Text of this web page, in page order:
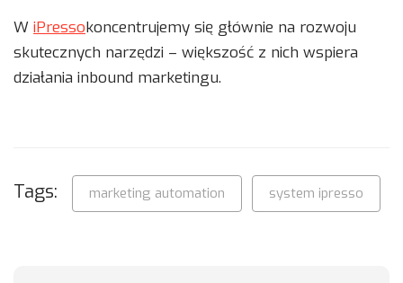
W iPressokoncentrujemy się głównie na rozwoju
skutecznych narzędzi – większość z nich wspiera
działania inbound marketingu.
Tags: marketing automation system ipresso